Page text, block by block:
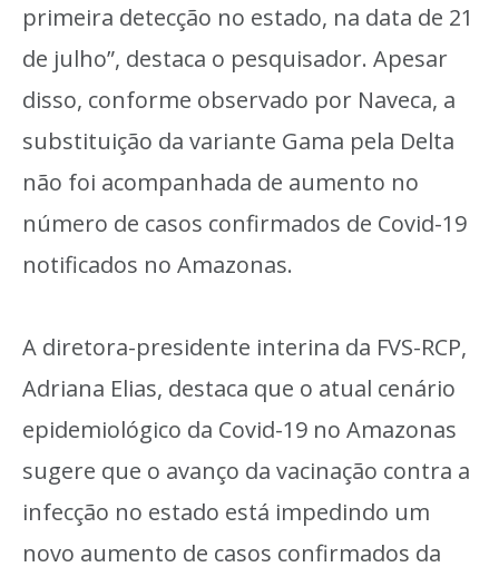
primeira detecção no estado, na data de 21
de julho”, destaca o pesquisador. Apesar
disso, conforme observado por Naveca, a
substituição da variante Gama pela Delta
não foi acompanhada de aumento no
número de casos confirmados de Covid-19
notificados no Amazonas.
A diretora-presidente interina da FVS-RCP,
Adriana Elias, destaca que o atual cenário
epidemiológico da Covid-19 no Amazonas
sugere que o avanço da vacinação contra a
infecção no estado está impedindo um
novo aumento de casos confirmados da